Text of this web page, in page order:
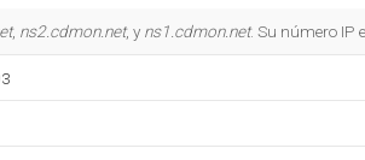
, ns2.cdmon.net, y ns1.cdmon.net. Su número IP